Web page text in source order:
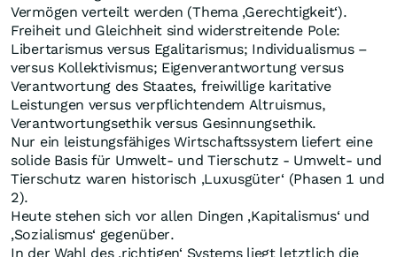
Vermögen verteilt werden (Thema ‚Gerechtigkeit‘).
Freiheit und Gleichheit sind widerstreitende Pole:
Libertarismus versus Egalitarismus; Individualismus –
versus Kollektivismus; Eigenverantwortung versus
Verantwortung des Staates, freiwillige karitative
Leistungen versus verpflichtendem Altruismus,
Verantwortungsethik versus Gesinnungsethik.
Nur ein leistungsfähiges Wirtschaftssystem liefert eine
solide Basis für Umwelt- und Tierschutz - Umwelt- und
Tierschutz waren historisch ‚Luxusgüter‘ (Phasen 1 und
2).
Heute stehen sich vor allen Dingen ‚Kapitalismus‘ und
‚Sozialismus‘ gegenüber.
In der Wahl des ‚richtigen‘ Systems liegt letztlich die